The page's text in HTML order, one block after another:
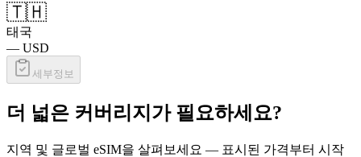
🇹🇭
태국
— USD
세부정보
더 넓은 커버리지가 필요하세요?
지역 및 글로벌 eSIM을 살펴보세요 — 표시된 가격부터 시작